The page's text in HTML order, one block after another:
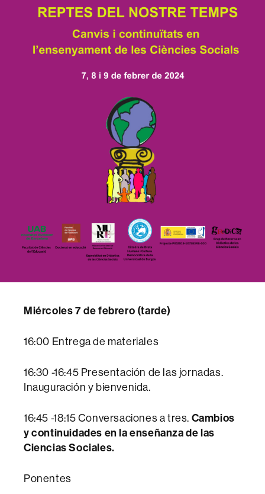
Miércoles7de febrero (tarde)
16:00 Entrega de materiales
16:30 -16:45 Presentación de las jornadas.
Inauguración y bienvenida.
16:45 -18:15 Conversaciones a tres. Cambios
y continuidades en la enseñanza de las
Ciencias Sociales.
Ponentes